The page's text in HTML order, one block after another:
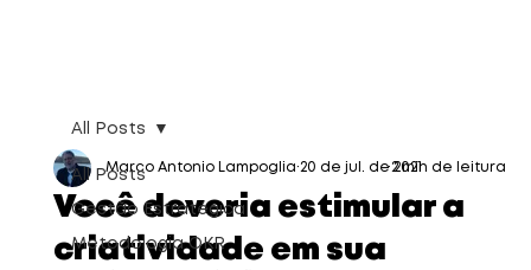
All Posts
Gestão Estratégica
Metodologia OKR
All Posts
Você deveria estimular a
criatividade em sua
Marco Antonio Lampoglia 20 de jul. de 20212 min de leitura